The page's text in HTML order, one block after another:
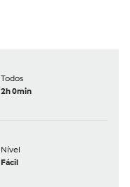
Todos
2h 0min
Nível
Fácil